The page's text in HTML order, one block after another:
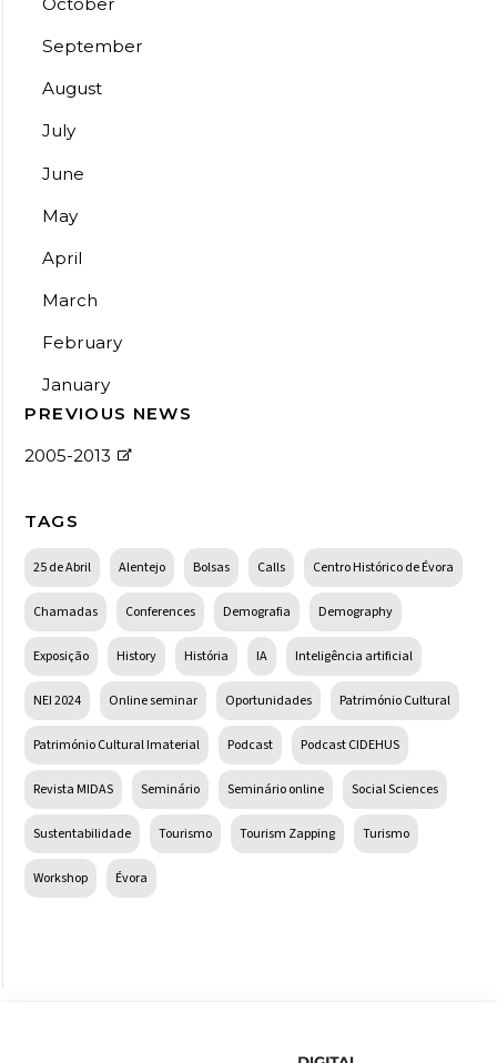
September
August
July
June
May
April
March
February
January
PREVIOUS NEWS
2005-2013
TAGS
25 de Abril Alentejo Bolsas Calls Centro Histórico de Évora
Chamadas Conferences Demografia Demography
Exposição History História IA Inteligência artificial
NEI 2024 Online seminar Oportunidades Património Cultural
Património Cultural Imaterial Podcast Podcast CIDEHUS
Revista MIDAS Seminário Seminário online Social Sciences
Sustentabilidade Tourismo Tourism Zapping Turismo
Workshop Évora